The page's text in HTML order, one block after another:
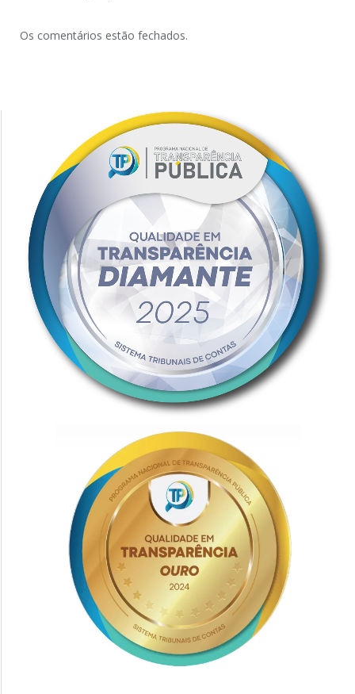
Os comentários estão fechados.